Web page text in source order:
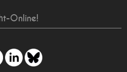
Online!